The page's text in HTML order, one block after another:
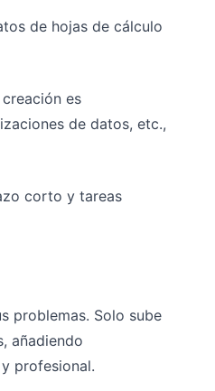
de hojas de cálculo
es
de datos, etc.,
corto y tareas
problemas. Solo sube
añadiendo
profesional.